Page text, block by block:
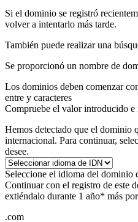
Si el dominio se registró
volver a intentarlo más tarde.
También puede realizar una
Se proporcionó un nombre de
Los dominios deben comenzar
entre y caracteres
Compruebe el valor introducido e
Hemos detectado que el dominio
internacional. Para continuar,
desee.
Seleccione el idioma del dominio
Continuar con el registro de este
extiéndalo durante 1 año* más por
.com